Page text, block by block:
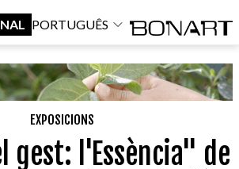
PORTUGUÊS
EXPOSICIONS
gest: l'Essència" de